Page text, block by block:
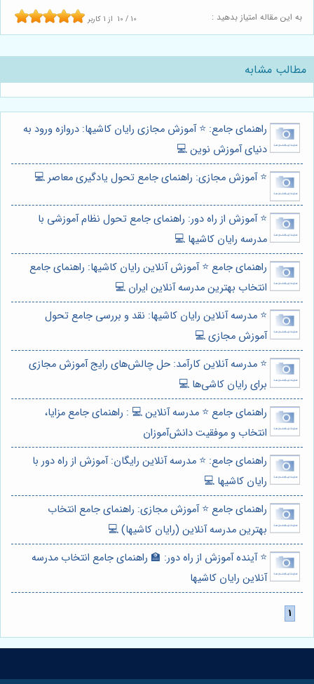
به این مقاله امتیاز بدهید : 10 / 10 از 1 کاربر
مطالب مشابه
راهنمای جامع: ⭐️ آموزش مجازی رایان کاشیها: دروازه ورود به
دنیای آموزش نوین 💻
⭐️ آموزش مجازی: راهنمای جامع تحول یادگیری معاصر 💻
⭐️ آموزش از راه دور: راهنمای جامع تحول نظام آموزشی با
مدرسه رایان کاشیها 💻
راهنمای جامع ⭐️ آموزش آنلاین رایان کاشیها: راهنمای جامع
انتخاب بهترین مدرسه آنلاین ایران 💻
⭐️ مدرسه آنلاین رایان کاشیها: نقد و بررسی جامع تحول
آموزش مجازی 💻
⭐️ مدرسه آنلاین کارآمد: حل چالش‌های رایج آموزش مجازی
برای رایان کاشی‌ها 💻
راهنمای جامع ⭐️ مدرسه آنلاین 💻 : راهنمای جامع مزایا،
انتخاب و موفقیت دانش‌آموزان
راهنمای جامع: ⭐️ مدرسه آنلاین رایگان: آموزش از راه دور با
رایان کاشیها 💻
راهنمای جامع ⭐️ آموزش مجازی: راهنمای جامع انتخاب
بهترین مدرسه آنلاین (رایان کاشیها) 💻
⭐️ آینده آموزش از راه دور: 🏫 راهنمای جامع انتخاب مدرسه
آنلاین رایان کاشیها